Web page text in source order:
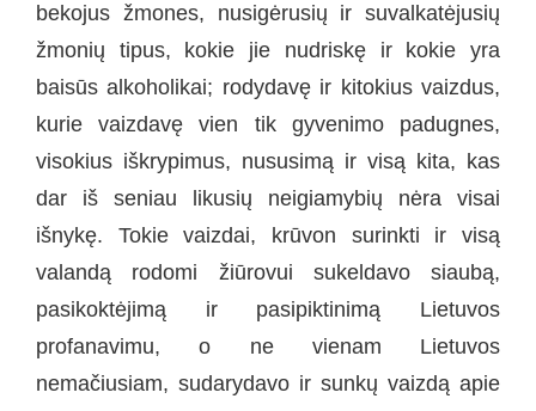
bekojus žmones, nusigėrusių ir suvalkatėjusių
žmonių tipus, kokie jie nudriskę ir kokie yra
baisūs alkoholikai; rodydavę ir kitokius vaizdus,
kurie vaizdavę vien tik gyvenimo padugnes,
visokius iškrypimus, nususimą ir visą kita, kas
dar iš seniau likusių neigiamybių nėra visai
išnykę. Tokie vaizdai, krūvon surinkti ir visą
valandą rodomi žiūrovui sukeldavo siaubą,
pasikoktėjimą ir pasipiktinimą Lietuvos
profanavimu, o ne vienam Lietuvos
nemačiusiam, sudarydavo ir sunkų vaizdą apie